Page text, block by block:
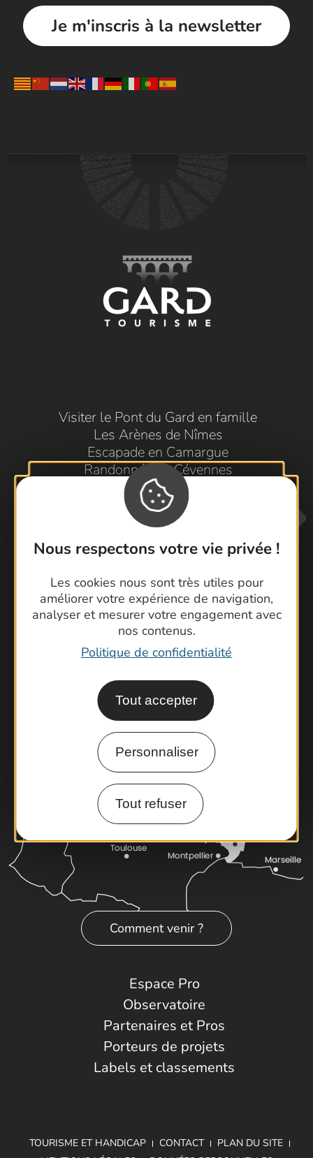
Nous respectons votre vie privée !
Les cookies nous sont très utiles pour
améliorer votre expérience de navigation,
analyser et mesurer votre engagement avec
nos contenus.
Politique de confidentialité
Tout accepter
Personnaliser
Tout refuser
Je m'inscris à la newsletter
Visiter le Pont du Gard en famille
Les Arènes de Nîmes
Escapade en Camargue
Randonnée en Cévennes
Contactez-nous !
Foire aux questions
Brochures
Cartoguides et Topoguides
Latitude Gard
Comment venir ?
Espace Pro
Observatoire
Partenaires et Pros
Porteurs de projets
Labels et classements
TOURISME ET HANDICAP CONTACT
PLAN DU SITE